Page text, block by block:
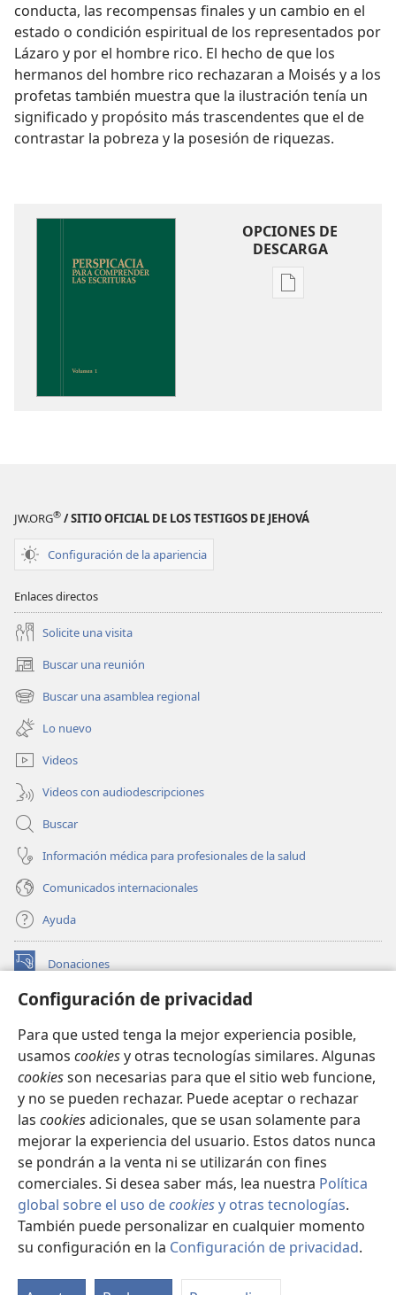
Configuración de privacidad
Para que usted tenga la mejor experiencia posible,
usamos cookiesy otras tecnologías similares. Algunas
cookiesson necesarias para que el sitio web funcione,
y no se pueden rechazar. Puede aceptar o rechazar
las cookiesadicionales, que se usan solamente para
mejorar la experiencia del usuario. Estos datos nunca
se pondrán a la venta ni se utilizarán con fines
comerciales. Si desea saber más, lea nuestra Política
global sobre el uso decookiesy otras tecnologías.
También puede personalizar en cualquier momento
su configuración en la Configuración de privacidad.
conducta, las recompensas finales y un cambio en el
estado o condición espiritual de los representados por
Lázaro y por el hombre rico. El hecho de que los
hermanos del hombre rico rechazaran a Moisés y a los
profetas también muestra que la ilustración tenía un
significado y propósito más trascendentes que el de
contrastar la pobreza y la posesión de riquezas.
OPCIONES DE
DESCARGA
Opciones
JW.ORG® / SITIO OFICIAL DE LOS TESTIGOS DE JEHOVÁ
Configuración de la apariencia
Enlaces directos
Solicite una visita
Buscar una reunión
(abre
una
nueva
ventana)
Buscar una asamblea regional
(abre
una
nueva
ventana)
Lo nuevo
Videos
Videos con audiodescripciones
Buscar
Información médica para profesionales de la salud
Comunicados internacionales
Ayuda
Donaciones
(abre
nueva BIBLIOTECA EN LÍNEA Watchtower™
una
nueva
ventana)
JW Hub
(abre
una
nueva
ventana)
JW Library
Watchtower Library
Copyright© 2026 Watch Tower Bible and Tract Society of Pennsylvania.
CONDICIONES DE USO| POLÍTICA DE PRIVACIDAD
|
CONFIGURACIÓN DE PRIVACIDAD